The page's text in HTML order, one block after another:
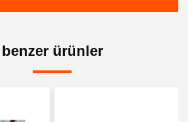
benzer ürünler